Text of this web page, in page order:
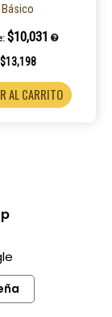
Básico
$10,031
$13,198
AL CARRITO